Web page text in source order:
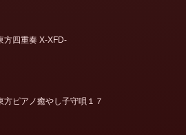
方四重奏 X-XFD-
方ピアノ癒やし子守唄１７